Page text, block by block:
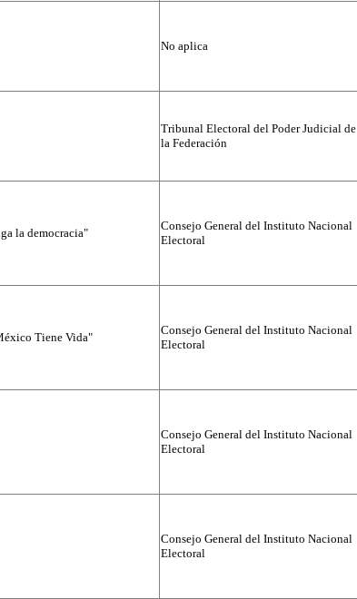
No aplica
Tribunal Electoral del Poder Judicial de
la Federación
la democracia"
Consejo General del Instituto Nacional
Electoral
Tiene Vida"
Consejo General del Instituto Nacional
Electoral
Consejo General del Instituto Nacional
Electoral
Consejo General del Instituto Nacional
Electoral